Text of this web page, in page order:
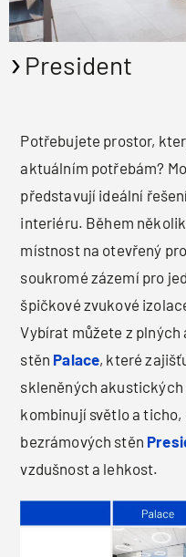
President
Potřebujete prostor,
aktuálním potřebám?
představují ideální
interiéru. Během
místnost na otevřený
soukromé zázemí pro
špičkové zvukové
Vybírat můžete z
stěn Palace, které
skleněných akustických
kombinují světlo a
bezrámových stěn
vzdušnost a lehkost.